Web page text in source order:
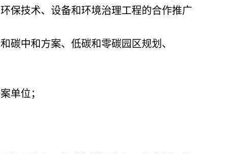
保技术、设备和环境治理工程的合作推广
碳中和方案、低碳和零碳园区规划、
单位；